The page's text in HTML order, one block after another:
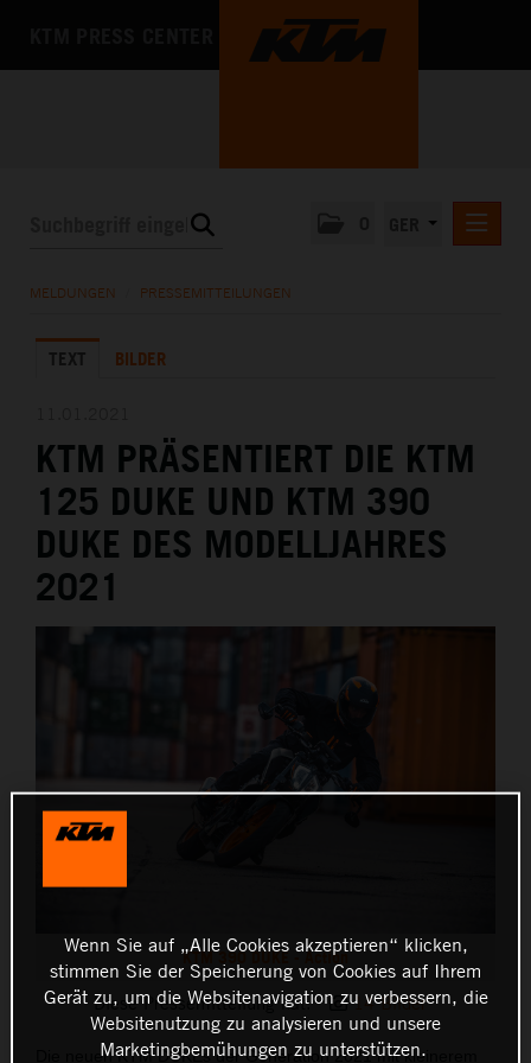
MEDIA
MELDUNGEN PRESSEMITTEILUNGEN
TEXT BILDER
KTM PRÄSENTIERT DIE KTM
125 DUKE UND KTM 390
DUKE DES MODELLJAHRES
2021
KTM 390 DUKE - Action
Diese Pressemitteilung hat: 14 Bilder
Die neuen KTM DUKEs der Generation 2021 mit kleinerem
Wenn Sie auf „Alle Cookies akzeptieren“ klicken,
stimmen Sie der Speicherung von Cookies auf Ihrem
Gerät zu, um die Websitenavigation zu verbessern, die
Websitenutzung zu analysieren und unsere
Marketingbemühungen zu unterstützen.